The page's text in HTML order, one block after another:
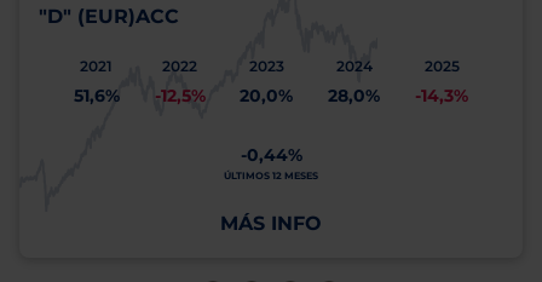
"D" (EUR)ACC
2021
51,6%
2022
-12,5%
2023
20,0%
2024
28,0%
2025
-14,3%
-0,44%
ÚLTIMOS 12 MESES
MÁS INFO